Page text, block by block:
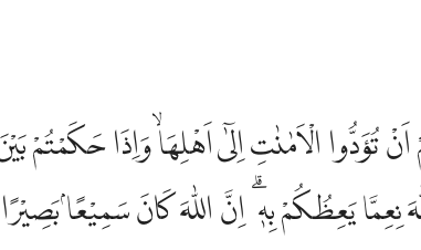
نِعِمَّا يَعِظُكُمْ بِهٖ ۗ اِنَّ اللّٰهَ كَانَ سَمِيْعًاۢ بَصِيْرًا